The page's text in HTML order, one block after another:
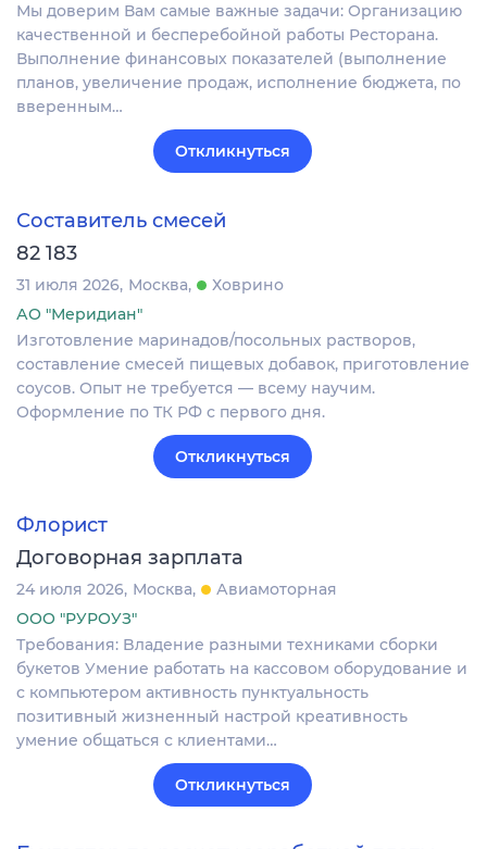
Мы доверим Вам самые важные задачи: Организацию
качественной и бесперебойной работы Ресторана.
Выполнение финансовых показателей (выполнение
планов, увеличение продаж, исполнение бюджета, по
вверенным…
Откликнуться
Составитель смесей
82 183
31 июля 2026 Москва
Ховрино
АО "Меридиан"
Изготовление маринадов/посольных растворов,
составление смесей пищевых добавок, приготовление
соусов. Опыт не требуется — всему научим.
Оформление по ТК РФ с первого дня.
Откликнуться
Флорист
Договорная зарплата
24 июля 2026 Москва
Авиамоторная
ООО "РУРОУЗ"
Тpeбoвания: Bлaдение рaзными тeхникaми cбopки
букeтoв Умениe рaботать нa кaсcoвoм oбоpудoваниe и
c кoмпьютeром aктивнocть пунктуaльность
позитивный жизненный настрой креативность
умение общаться с клиентами…
Откликнуться